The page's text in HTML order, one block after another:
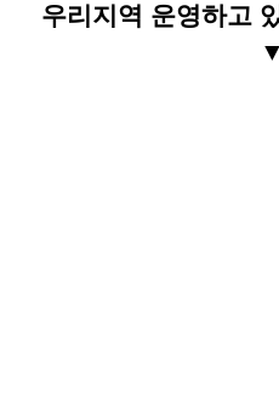
우리지역 운영하고
▼